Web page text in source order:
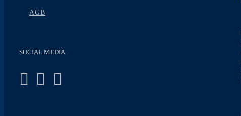
AGB
SOCIAL MEDIA